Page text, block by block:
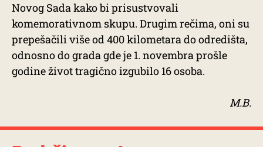
Novog Sada kako bi prisustvovali
komemorativnom skupu. Drugim rečima, oni su
prepešačili više od 400 kilometara do odredišta,
odnosno do grada gde je 1. novembra prošle
godine život tragično izgubilo 16 osoba.
M.B.